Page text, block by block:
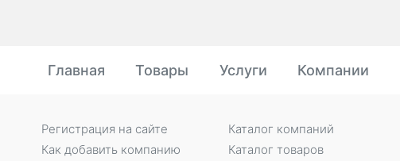
Главная Товары Услуги Компании
Регистрация на сайте
Как добавить компанию
Каталог компаний
Каталог товаров